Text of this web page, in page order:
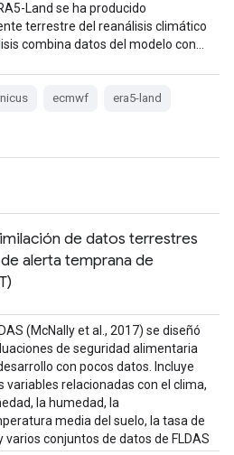
Land se ha producido
terrestre del reanálisis climático
combina datos del modelo con…
ecmwf era5-land
de datos terrestres
alerta temprana de
(McNally et al., 2017) se diseñó
de seguridad alimentaria
con pocos datos. Incluye
relacionadas con el clima,
la humedad, la
media del suelo, la tasa de
conjuntos de datos de FLDAS